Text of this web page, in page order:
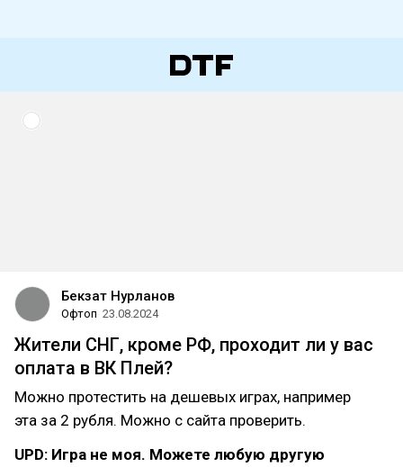
Бекзат Нурланов
Офтоп 23.08.2024
Жители СНГ, кроме РФ, проходит ли у вас
оплата в ВК Плей?
Можно протестить на дешевых играх, например
эта за 2 рубля. Можно с сайта проверить.
UPD: Игра не моя. Можете любую другую